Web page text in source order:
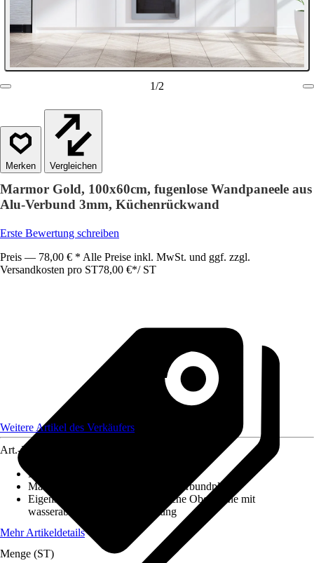
1/2
Vergleichen
Marmor Gold, 100x60cm, fugenlose Wandpaneele aus
Alu-Verbund 3mm, Küchenrückwand
Erste Bewertung schreiben
Preis — 78,00 € * Alle Preise inkl. MwSt. und ggf. zzgl.
Versandkosten pro ST78,00 €*/ ST
Weitere Artikel des Verkäufers
Art.-Nr.
Maße (LxBxS)
Material
Aluminium, Aluminiumverbundplatte
Eigenschaft
Kratzfest, Hygienische Oberfläche mit
wasserabweisender Beschichtung
Mehr Artikeldetails
Menge (ST)